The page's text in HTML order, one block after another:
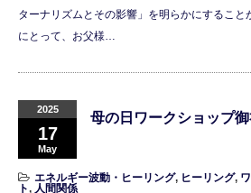
ターナリズムとその影響」を明らかにすること
にとって、お父様…
2025
17
May
母の日ワークショップ
エネルギー波動・ヒーリング, ヒーリング,
ト, 人間関係